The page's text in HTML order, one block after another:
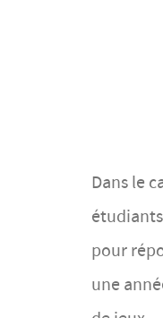
Dans le
pour
une